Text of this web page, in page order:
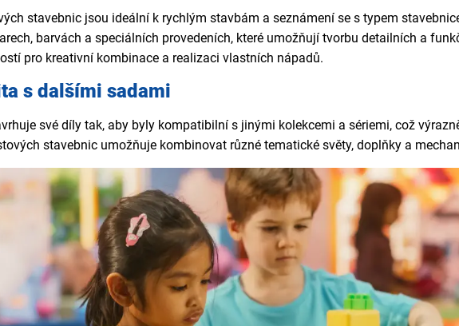
stavebnic jsou ideální k rychlým stavbám a seznámení se s typem
barvách a speciálních provedeních, které umožňují tvorbu detailních a
pro kreativní kombinace a realizaci vlastních nápadů.
s dalšími sadami
své díly tak, aby byly kompatibilní s jinými kolekcemi a sériemi, což
stavebnic umožňuje kombinovat různé tematické světy, doplňky a